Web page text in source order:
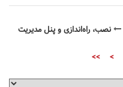
نصب، راه‌اندازی و پنل مدیریت
>
>>